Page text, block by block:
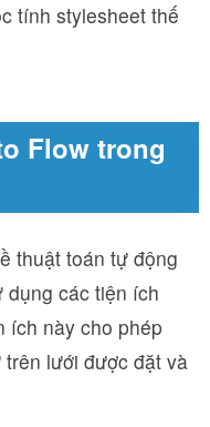
tính stylesheet thế
Flow trong
thuật toán tự động
các tiện ích
ích này cho phép
lưới được đặt và